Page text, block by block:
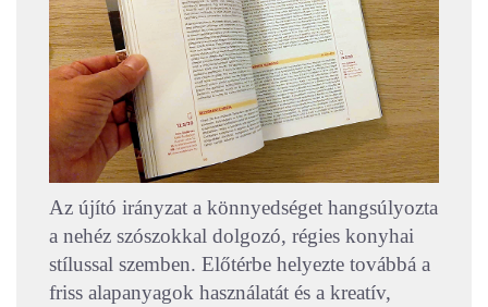
Az újító irányzat a könnyedséget hangsúlyozta
a nehéz szószokkal dolgozó, régies konyhai
stílussal szemben. Előtérbe helyezte továbbá a
friss alapanyagok használatát és a kreatív,